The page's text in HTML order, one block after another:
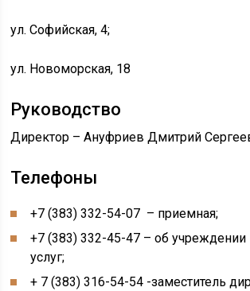
ул. Софийская, 4;
ул. Новоморская, 18
Руководство
Директор – Ануфриев Дмитрий
Телефоны
+7 (383) 332​-54-07 – приемная;
+7 (383) 332​-45-47 – об учреждении
услуг;
+ 7 (383) 316​-54-54​ -заместитель